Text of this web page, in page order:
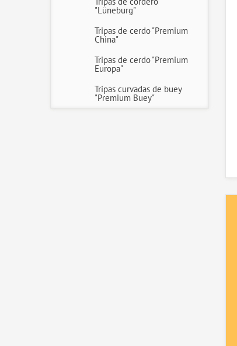
"Lüneburg"
Tripas de cerdo "Premium
China"
Tripas de cerdo "Premium
Europa"
Tripas curvadas de buey
"Premium Buey"